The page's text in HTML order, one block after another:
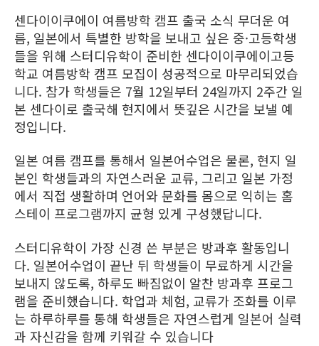
센다이이쿠에이 여름방학 캠프 출국 소식 무더운 여
름, 일본에서 특별한 방학을 보내고 싶은 중·고등학생
들을 위해 스터디유학이 준비한 센다이이쿠에이고등
학교 여름방학 캠프 모집이 성공적으로 마무리되었습
니다. 참가 학생들은 7월 12일부터 24일까지 2주간 일
본 센다이로 출국해 현지에서 뜻깊은 시간을 보낼 예
정입니다.
일본 여름 캠프를 통해서 일본어수업은 물론, 현지 일
본인 학생들과의 자연스러운 교류, 그리고 일본 가정
에서 직접 생활하며 언어와 문화를 몸으로 익히는 홈
스테이 프로그램까지 균형 있게 구성했답니다.
스터디유학이 가장 신경 쓴 부분은 방과후 활동입니
다. 일본어수업이 끝난 뒤 학생들이 무료하게 시간을
보내지 않도록, 하루도 빠짐없이 알찬 방과후 프로그
램을 준비했습니다. 학업과 체험, 교류가 조화를 이루
는 하루하루를 통해 학생들은 자연스럽게 일본어 실력
과 자신감을 함께 키워갈 수 있습니다